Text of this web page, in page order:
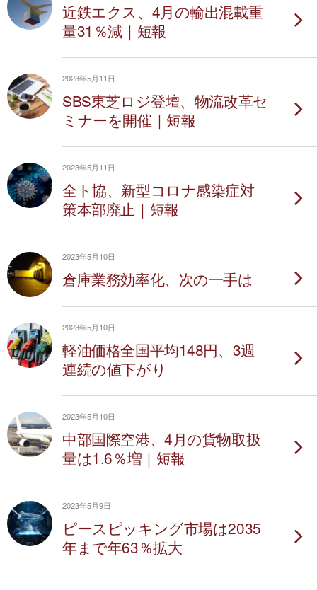
近鉄エクス、4月の輸出混載重
量31％減｜短報
2023年5月11日
SBS東芝ロジ登壇、物流改革セ
ミナーを開催｜短報
2023年5月11日
全ト協、新型コロナ感染症対
策本部廃止｜短報
2023年5月10日
倉庫業務効率化、次の一手は
2023年5月10日
軽油価格全国平均148円、3週
連続の値下がり
2023年5月10日
中部国際空港、4月の貨物取扱
量は1.6％増｜短報
2023年5月9日
ピースピッキング市場は2035
年まで年63％拡大